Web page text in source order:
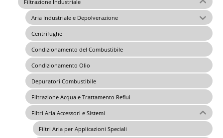
Filtrazione Industriale
Aria Industriale e Depolverazione
Centrifughe
Condizionamento del Combustibile
Condizionamento Olio
Depuratori Combustibile
Filtrazione Acqua e Trattamento Reflui
Filtri Aria Accessori e Sistemi
Filtri Aria per Applicazioni Speciali